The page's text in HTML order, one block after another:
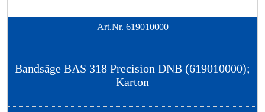
Art.Nr. 619010000
Bandsäge BAS 318 Precision DNB (619010000);
Karton